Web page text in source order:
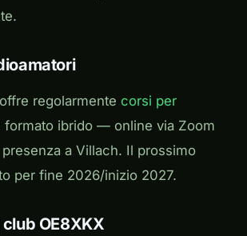
regolarmente corsi per
formato ibrido — online via Zoom
a Villach. Il prossimo
per fine 2026/inizio 2027.
OE8XKX